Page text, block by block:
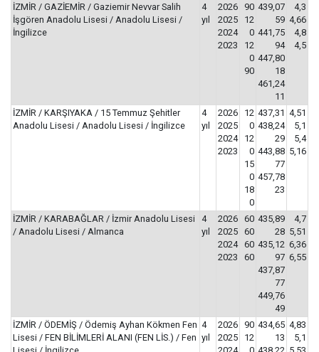
İZMİR / GAZİEMİR / Gaziemir Nevvar Salih
İşgören Anadolu Lisesi / Anadolu Lisesi /
İngilizce
4
yıl
2026
2025
2024
2023
90
12
0
12
0
90
439,07
59
441,75
94
447,80
18
461,24
11
4,3
4,66
4,8
4,5
İZMİR / KARŞIYAKA / 15 Temmuz Şehitler
Anadolu Lisesi / Anadolu Lisesi / İngilizce
4
yıl
2026
2025
2024
2023
12
0
12
0
15
0
18
0
437,31
438,24
29
443,88
77
457,78
23
4,51
5,1
5,4
5,16
İZMİR / KARABAĞLAR / İzmir Anadolu Lisesi
/ Anadolu Lisesi / Almanca
4
yıl
2026
2025
2024
2023
60
60
60
60
435,89
28
435,12
97
437,87
77
449,76
49
4,7
5,51
6,36
6,55
İZMİR / ÖDEMİŞ / Ödemiş Ayhan Kökmen Fen
Lisesi / FEN BİLİMLERİ ALANI (FEN LİS.) / Fen
4
yıl
2026
2025
90
12
434,65
13
4,83
5,1